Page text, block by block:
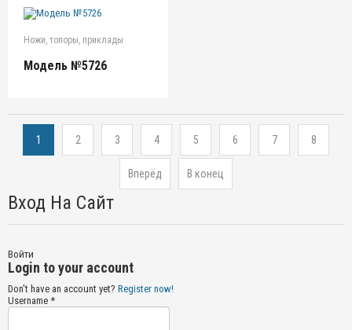
Ножи, топоры, приклады
Модель №5726
1 2 3 4 5 6 7 8
Вперёд В конец
Вход На Сайт
Войти
Login to your account
Don't have an account yet? Register now!
Username *